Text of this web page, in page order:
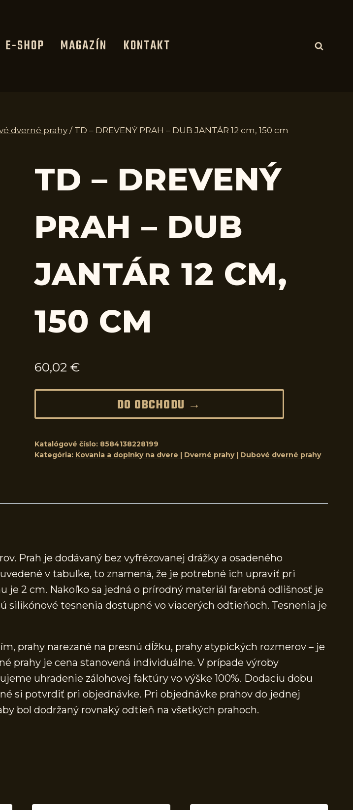
E-SHOP MAGAZÍN KONTAKT
dverné prahy/ TD – DREVENÝ PRAH – DUB JANTÁR 12 cm, 150 cm
TD – DREVENÝ
PRAH – DUB
JANTÁR 12 CM,
150 CM
60,02 €
DO OBCHODU →
Katalógové číslo: 8584138228199
Kategória: Kovania a doplnky na dvere | Dverné prahy | Dubové dverné prahy
Prah je dodávaný bez vyfrézovanej drážky a osadeného
v tabuľke, to znamená, že je potrebné ich upraviť pri
je 2 cm. Nakoľko sa jedná o prírodný materiál farebná odlišnosť je
tesnenia dostupné vo viacerých odtieňoch. Tesnenia je
prahy narezané na presnú dĺžku, prahy atypických rozmerov – je
prahy je cena stanovená individuálne. V prípade výroby
uhradenie zálohovej faktúry vo výške 100%. Dodaciu dobu
si potvrdiť pri objednávke. Pri objednávke prahov do jednej
bol dodržaný rovnaký odtieň na všetkých prahoch.